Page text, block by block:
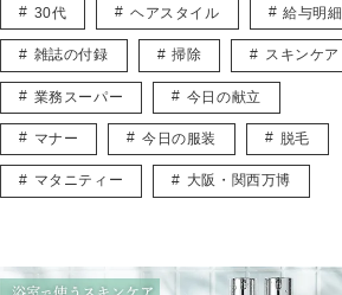
30代 ヘアスタイル 給与明細
雑誌の付録 掃除 スキンケア
業務スーパー 今日の献立
マナー 今日の服装 脱毛
マタニティー 大阪・関西万博